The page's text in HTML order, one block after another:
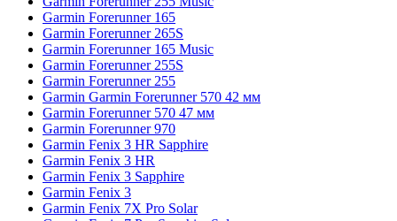
Garmin Forerunner 165
Garmin Forerunner 265S
Garmin Forerunner 165 Music
Garmin Forerunner 255S
Garmin Forerunner 255
Garmin Garmin Forerunner 570 42 мм
Garmin Forerunner 570 47 мм
Garmin Forerunner 970
Garmin Fenix 3 HR Sapphire
Garmin Fenix 3 HR
Garmin Fenix 3 Sapphire
Garmin Fenix 3
Garmin Fenix 7X Pro Solar